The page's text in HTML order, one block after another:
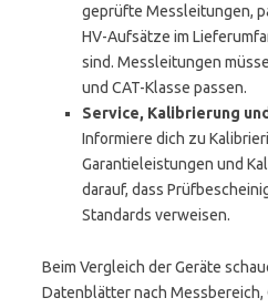
geprüfte Messleitungen,
HV-Aufsätze im
sind. Messleitungen
und CAT-Klasse passen.
Service, Kalibrierung
Informiere dich zu
Garantieleistungen und
darauf, dass
Standards verweisen.
Beim Vergleich der Geräte
Datenblätter nach Messbereich,